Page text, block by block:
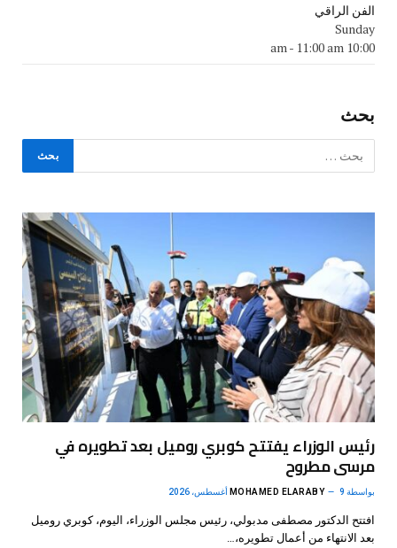
الفن الراقي
Sunday
10:00 am
- 11:00 am
بحث
رئيس الوزراء يفتتح كوبري روميل بعد تطويره في
مرسى مطروح
بواسطة MOHAMED ELARABY 9 أغسطس، 2026
افتتح الدكتور مصطفى مدبولي، رئيس مجلس الوزراء، اليوم، كوبري روميل
بعد الانتهاء من أعمال تطويره،…